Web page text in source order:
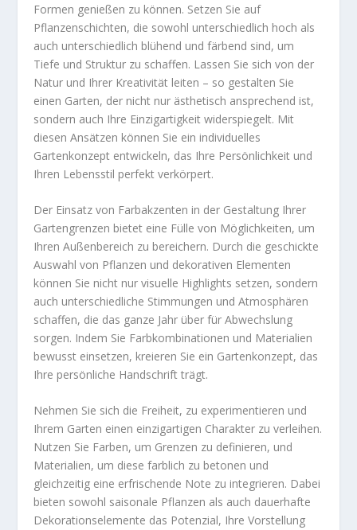
Formen genießen zu können. Setzen Sie auf
Pflanzenschichten, die sowohl unterschiedlich hoch als
auch unterschiedlich blühend und färbend sind, um
Tiefe und Struktur zu schaffen. Lassen Sie sich von der
Natur und Ihrer Kreativität leiten – so gestalten Sie
einen Garten, der nicht nur ästhetisch ansprechend ist,
sondern auch Ihre Einzigartigkeit widerspiegelt. Mit
diesen Ansätzen können Sie ein individuelles
Gartenkonzept entwickeln, das Ihre Persönlichkeit und
Ihren Lebensstil perfekt verkörpert.
Der Einsatz von Farbakzenten in der Gestaltung Ihrer
Gartengrenzen bietet eine Fülle von Möglichkeiten, um
Ihren Außenbereich zu bereichern. Durch die geschickte
Auswahl von Pflanzen und dekorativen Elementen
können Sie nicht nur visuelle Highlights setzen, sondern
auch unterschiedliche Stimmungen und Atmosphären
schaffen, die das ganze Jahr über für Abwechslung
sorgen. Indem Sie Farbkombinationen und Materialien
bewusst einsetzen, kreieren Sie ein Gartenkonzept, das
Ihre persönliche Handschrift trägt.
Nehmen Sie sich die Freiheit, zu experimentieren und
Ihrem Garten einen einzigartigen Charakter zu verleihen.
Nutzen Sie Farben, um Grenzen zu definieren, und
Materialien, um diese farblich zu betonen und
gleichzeitig eine erfrischende Note zu integrieren. Dabei
bieten sowohl saisonale Pflanzen als auch dauerhafte
Dekorationselemente das Potenzial, Ihre Vorstellung